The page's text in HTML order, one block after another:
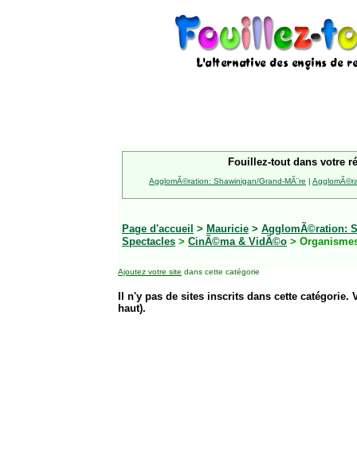
Fouillez-tout dans votre
AgglomÃ©ration: Shawinigan/Grand-MÃ¨re |
Page d'accueil > Mauricie > AgglomÃ©ration:
Spectacles > CinÃ©ma & VidÃ©o >
Ajoutez votre site dans cette catégorie
Il n'y pas de sites inscrits dans cette
haut).